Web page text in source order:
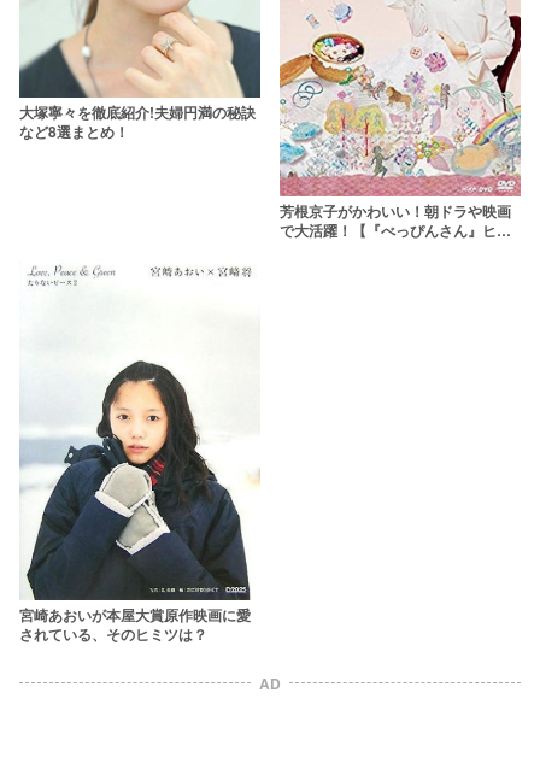
大塚寧々を徹底紹介!夫婦円満の秘訣
など8選まとめ！
芳根京子がかわいい！朝ドラや映画
で大活躍！【『べっぴんさん』ヒロ
宮崎あおいが本屋大賞原作映画に愛
されている、そのヒミツは？
AD